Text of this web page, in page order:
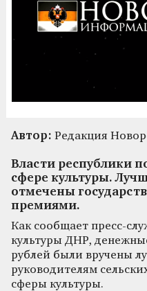
Автор: Редакция
Власти республики
сфере культуры.
отмечены
премиями.
Как сообщает пресс-
культуры ДНР,
рублей были вручены
руководителям
сферы культуры.